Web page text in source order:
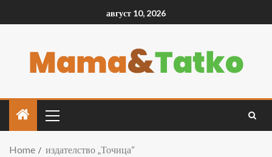
август 10, 2026
Home издателство „Точица“